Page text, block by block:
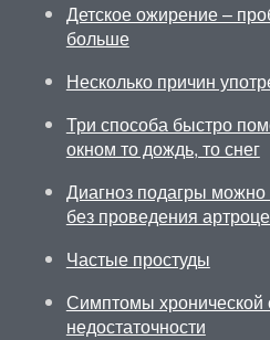
Детское ожирение –
больше
Несколько причин
Три способа быстро
окном то дождь, то снег
Диагноз подагры можно
без проведения
Частые простуды
Симптомы хронической
недостаточности